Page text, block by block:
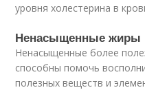
уровня холестерина в
Ненасыщенные жиры
Ненасыщенные более
способны помочь
полезных веществ и